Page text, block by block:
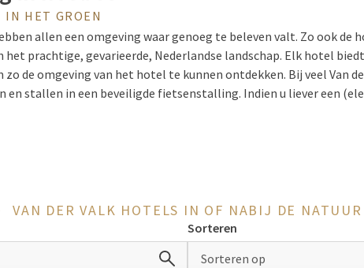
IN HET GROEN
allen een omgeving waar genoeg te beleven valt. Zo ook de
het prachtige, gevarieerde, Nederlandse landschap. Elk hotel
zo de omgeving van het hotel te kunnen ontdekken. Bij veel Van
en stallen in een beveiligde fietsenstalling. Indien u liever een
VAN DER VALK HOTELS IN OF NABIJ DE NATUUR
Sorteren
Sorteren op